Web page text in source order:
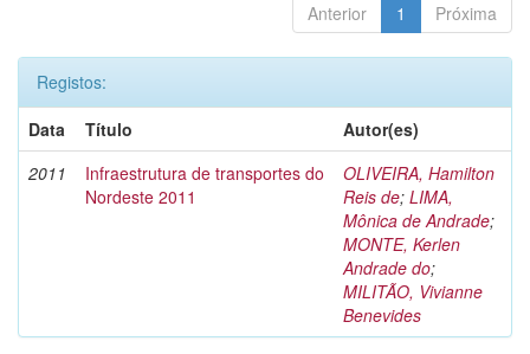
Anterior 1 Próxima
Registos:
Data
Título
Autor(es)
2011
Infraestrutura de transportes do
Nordeste 2011
OLIVEIRA, Hamilton
Reis de; LIMA,
Mônica de Andrade;
MONTE, Kerlen
Andrade do;
MILITÃO, Vivianne
Benevides